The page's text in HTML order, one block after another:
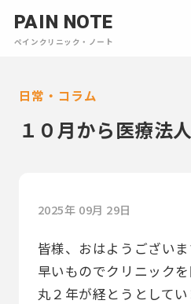
PAIN NOTE
ペインクリニック・ノート
日常・コラム
１０月から医療法
2025年 09月 29日
皆様、おはようござい
早いものでクリニック
丸２年が経とうとしてい